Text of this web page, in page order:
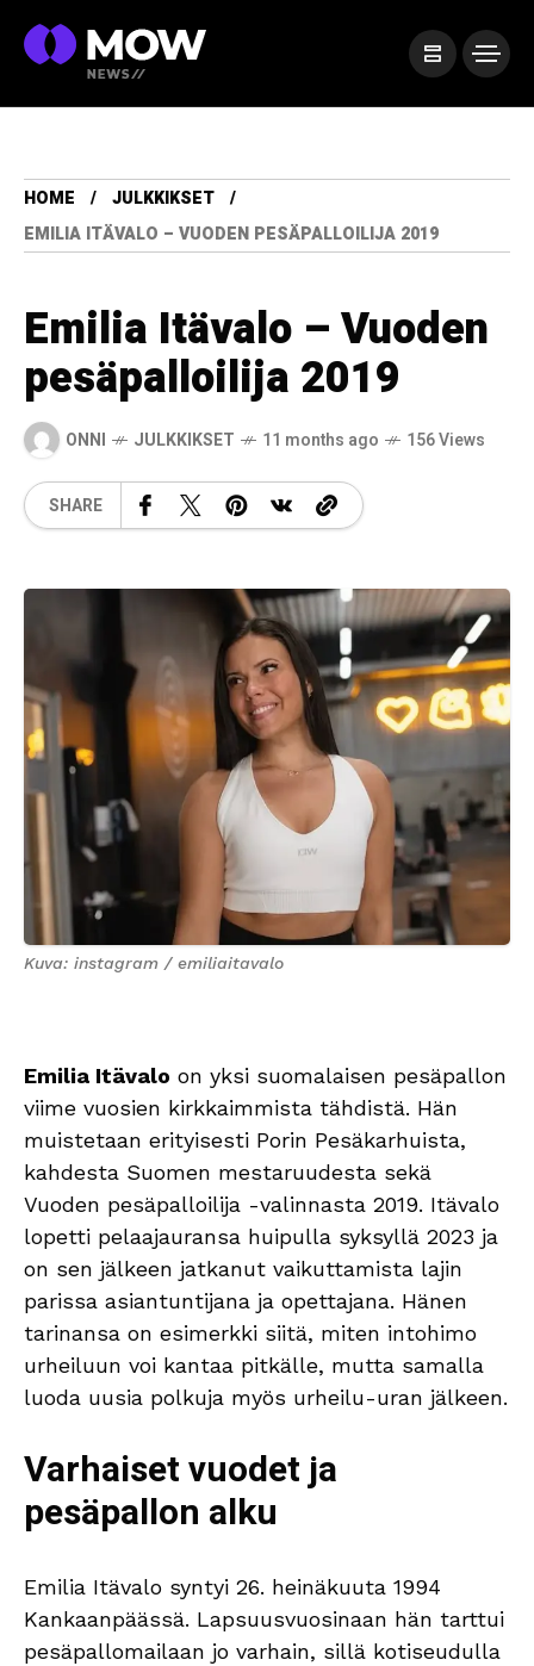
HOME
JULKKIKSET
EMILIA ITÄVALO – VUODEN PESÄPALLOILIJA 2019
Emilia Itävalo – Vuoden
pesäpalloilija 2019
ONNI JULKKIKSET 11 months ago 156 Views
SHARE
Kuva: instagram / emiliaitavalo
Emilia Itävalo on yksi suomalaisen pesäpallon
viime vuosien kirkkaimmista tähdistä. Hän
muistetaan erityisesti Porin Pesäkarhuista,
kahdesta Suomen mestaruudesta sekä
Vuoden pesäpalloilija -valinnasta 2019. Itävalo
lopetti pelaajauransa huipulla syksyllä 2023 ja
on sen jälkeen jatkanut vaikuttamista lajin
parissa asiantuntijana ja opettajana. Hänen
tarinansa on esimerkki siitä, miten intohimo
urheiluun voi kantaa pitkälle, mutta samalla
luoda uusia polkuja myös urheilu-uran jälkeen.
Varhaiset vuodet ja
pesäpallon alku
Emilia Itävalo syntyi 26. heinäkuuta 1994
Kankaanpäässä. Lapsuusvuosinaan hän tarttui
pesäpallomailaan jo varhain, sillä kotiseudulla